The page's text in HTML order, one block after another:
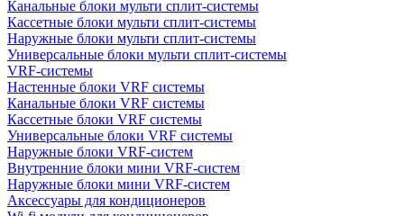
Канальные блоки мульти сплит-системы
Кассетные блоки мульти сплит-системы
Наружные блоки мульти сплит-системы
Универсальные блоки мульти сплит-системы
VRF-системы
Настенные блоки VRF системы
Канальные блоки VRF системы
Кассетные блоки VRF системы
Универсальные блоки VRF системы
Наружные блоки VRF-систем
Внутренние блоки мини VRF-систем
Наружные блоки мини VRF-систем
Аксессуары для кондиционеров